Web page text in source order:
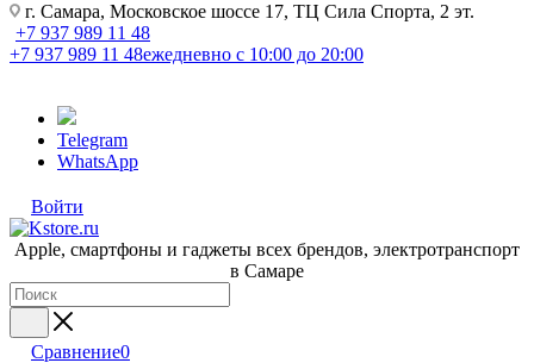
г. Самара, Московское шоссе 17, ТЦ Сила Спорта, 2 эт.
+7 937 989 11 48
+7 937 989 11 48ежедневно с 10:00 до 20:00
Telegram
WhatsApp
Войти
Apple, cмартфоны и гаджеты всех брендов, электротранспорт
в Самаре
Сравнение0